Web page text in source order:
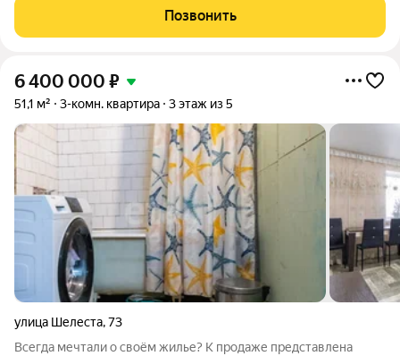
«Хабаровск», изобилие торговых центров и уютная
Позвонить
6 400 000 ₽
51,1 м² 3-комн. квартира 3 этаж из 5
улица Шелеста,73
Всегда мечтали о своём жилье? К продаже представлена